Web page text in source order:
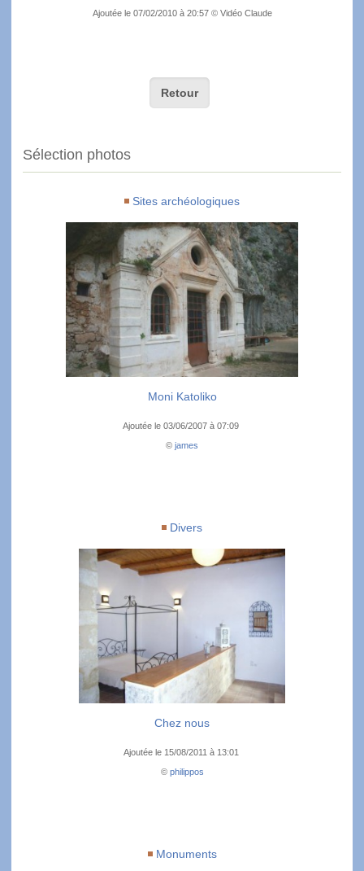
Ajoutée le 07/02/2010 à 20:57 © Vidéo Claude
Retour
Sélection photos
Sites archéologiques
Moni Katoliko
Ajoutée le 03/06/2007 à 07:09
© james
Divers
Chez nous
Ajoutée le 15/08/2011 à 13:01
© philippos
Monuments